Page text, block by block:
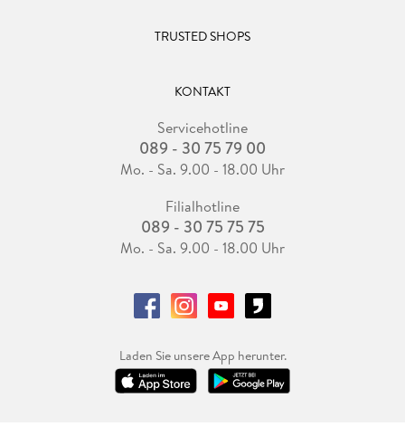
TRUSTED SHOPS
KONTAKT
Servicehotline
089 - 30 75 79 00
Mo. - Sa. 9.00 - 18.00 Uhr
Filialhotline
089 - 30 75 75 75
Mo. - Sa. 9.00 - 18.00 Uhr
Laden Sie unsere App herunter.